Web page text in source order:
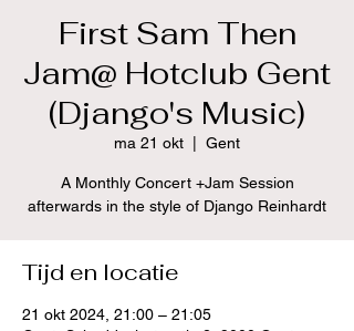
First Sam Then
Jam@ Hotclub Gent
(Django's Music)
ma 21 okt Gent
A Monthly Concert +Jam Session
afterwards in the style of Django Reinhardt
Tijd en locatie
21 okt 2024, 21:00 – 21:05